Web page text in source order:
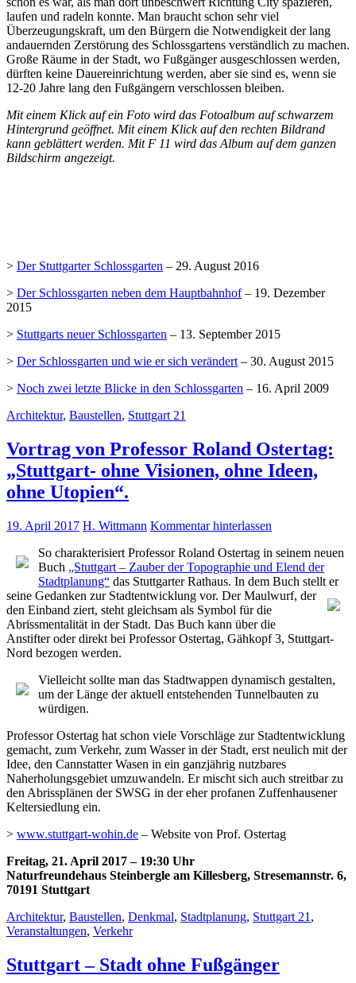
laufen und radeln konnte. Man braucht schon sehr viel
Überzeugungskraft, um den Bürgern die Notwendigkeit der lang
andauernden Zerstörung des Schlossgartens verständlich zu machen.
Große Räume in der Stadt, wo Fußgänger ausgeschlossen werden,
dürften keine Dauereinrichtung werden, aber sie sind es, wenn sie
12-20 Jahre lang den Fußgängern verschlossen bleiben.
Mit einem Klick auf ein Foto wird das Fotoalbum auf schwarzem
Hintergrund geöffnet. Mit einem Klick auf den rechten Bildrand
kann geblättert werden. Mit F 11 wird das Album auf dem ganzen
Bildschirm angezeigt.
> Der Stuttgarter Schlossgarten – 29. August 2016
> Der Schlossgarten neben dem Hauptbahnhof– 19. Dezember
2015
> Stuttgarts neuer Schlossgarten – 13. September 2015
> Der Schlossgarten und wie er sich verändert – 30. August 2015
> Noch zwei letzte Blicke in den Schlossgarten – 16. April 2009
Architektur, Baustellen, Stuttgart 21
Vortrag von Professor Roland Ostertag:
„Stuttgart- ohne Visionen, ohne Ideen,
ohne Utopien“.
19. April 2017 H. Wittmann Kommentar hinterlassen
So charakterisiert Professor Roland Ostertag in seinem neuen
Buch „Stuttgart – Zauber der Topographie und Elend der
Stadtplanung“ das Stuttgarter Rathaus. In dem Buch stellt er
seine Gedanken zur Stadtentwicklung vor. Der Maulwurf, der
den Einband ziert, steht gleichsam als Symbol für die
Abrissmentalität in der Stadt. Das Buch kann über die
Anstifter oder direkt bei Professor Ostertag, Gähkopf 3, Stuttgart-
Nord bezogen werden.
Vielleicht sollte man das Stadtwappen dynamisch gestalten,
um der Länge der aktuell entstehenden Tunnelbauten zu
würdigen.
Professor Ostertag hat schon viele Vorschläge zur Stadtentwicklung
gemacht, zum Verkehr, zum Wasser in der Stadt, erst neulich mit der
Idee, den Cannstatter Wasen in ein ganzjährig nutzbares
Naherholungsgebiet umzuwandeln. Er mischt sich auch streitbar zu
den Abrissplänen der SWSG in der eher profanen Zuffenhausener
Keltersiedlung ein.
> www.stuttgart-wohin.de – Website von Prof. Ostertag
Freitag, 21. April 2017 – 19:30 Uhr
Naturfreundehaus Steinbergle am Killesberg, Stresemannstr. 6,
70191 Stuttgart
Architektur, Baustellen, Denkmal, Stadtplanung, Stuttgart 21 ,
Veranstaltungen, Verkehr
Stuttgart – Stadt ohne Fußgänger